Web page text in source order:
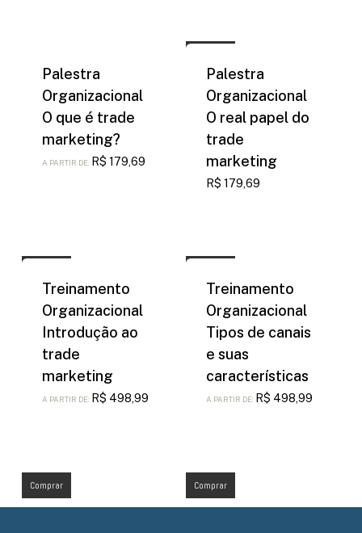
Palestra
Organizacional
O que é trade
marketing?
A PARTIR DE: R$ 179,69
Palestra
Organizacional
O real papel do
trade
marketing
R$ 179,69
Treinamento
Organizacional
Introdução ao
trade
marketing
A PARTIR DE: R$ 498,99
Comprar
Treinamento
Organizacional
Tipos de canais
e suas
características
A PARTIR DE: R$ 498,99
Comprar